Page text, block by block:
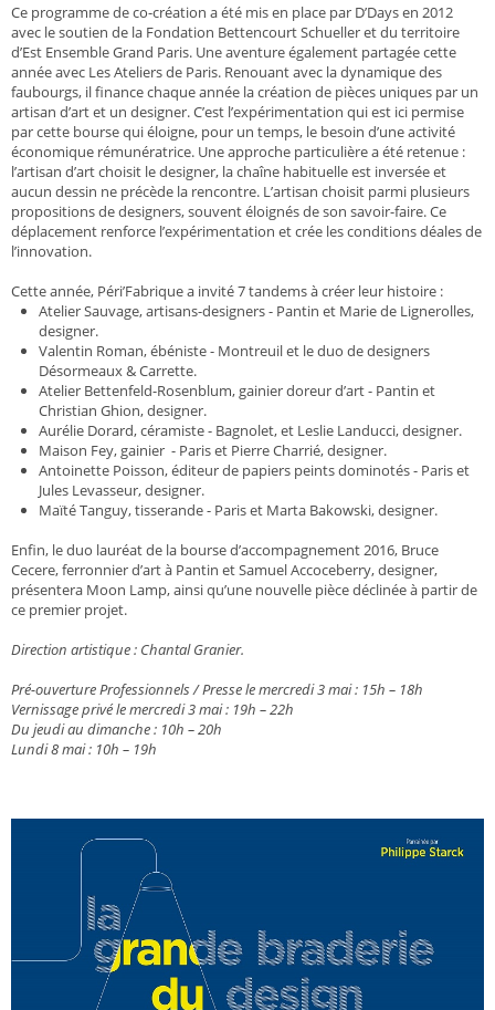
Ce programme de co-création a été mis en place par D’Days en 2012
avec le soutien de la Fondation Bettencourt Schueller et du territoire
d’Est Ensemble Grand Paris. Une aventure également partagée cette
année avec Les Ateliers de Paris. Renouant avec la dynamique des
faubourgs, il finance chaque année la création de pièces uniques par un
artisan d’art et un designer. C’est l’expérimentation qui est ici permise
par cette bourse qui éloigne, pour un temps, le besoin d’une activité
économique rémunératrice. Une approche particulière a été retenue :
l’artisan d’art choisit le designer, la chaîne habituelle est inversée et
aucun dessin ne précède la rencontre. L’artisan choisit parmi plusieurs
propositions de designers, souvent éloignés de son savoir-faire. Ce
déplacement renforce l’expérimentation et crée les conditions déales de
l’innovation.
Cette année, Péri’Fabrique a invité 7 tandems à créer leur histoire :
Atelier Sauvage, artisans-designers - Pantin et Marie de Lignerolles,
designer.
Valentin Roman, ébéniste - Montreuil et le duo de designers
Désormeaux & Carrette.
Atelier Bettenfeld-Rosenblum, gainier doreur d’art - Pantin et
Christian Ghion, designer.
Aurélie Dorard, céramiste - Bagnolet, et Leslie Landucci, designer.
Maison Fey, gainier - Paris et Pierre Charrié, designer.
Antoinette Poisson, éditeur de papiers peints dominotés - Paris et
Jules Levasseur, designer.
Maïté Tanguy, tisserande - Paris et Marta Bakowski, designer.
Enfin, le duo lauréat de la bourse d’accompagnement 2016, Bruce
Cecere, ferronnier d’art à Pantin et Samuel Accoceberry, designer,
présentera Moon Lamp, ainsi qu’une nouvelle pièce déclinée à partir de
ce premier projet.
Direction artistique : Chantal Granier.
Pré-ouverture Professionnels / Presse le mercredi 3 mai : 15h – 18h
Vernissage privé le mercredi 3 mai : 19h – 22h
Du jeudi au dimanche : 10h – 20h
Lundi 8 mai : 10h – 19h